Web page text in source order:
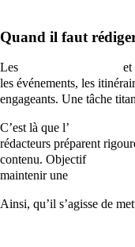
Quand il faut
Les et
les événements, les
engageants. Une tâche
C’est là que l’
rédacteurs préparent
contenu. Objectif
maintenir une
Ainsi, qu’il s’agisse de